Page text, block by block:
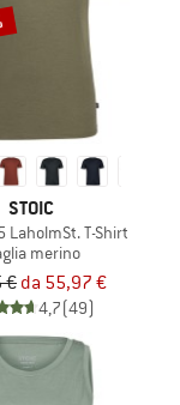
STOIC
LaholmSt. T-Shirt
merino
€ da 55,97 €
4,7(49)